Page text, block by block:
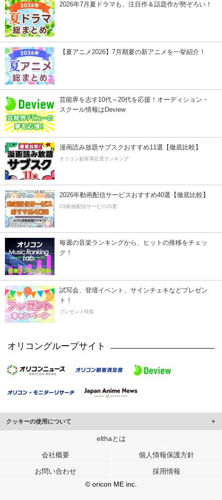
2026年7月夏ドラマも、注目作＆話題作が勢ぞろい！
【夏アニメ2026】7月期夏の新アニメを一挙紹介！
芸能界を志す10代～20代を応援！オーディション・
スクール情報はDeview
漫画読み放題サブスクおすすめ11選【徹底比較】
オリコン顧客満足度ランキング
2026年動画配信サービスおすすめ40選【徹底比較】
CS動画配信サービス20選
毎週の音楽ランキングから、ヒットの推移をチェッ
ク！
試写会、登壇イベント、サインチェキなどプレゼン
ト！
プレゼント特集
オリコングループサイト
クッキーの使用について
このサイトでは Cookie を使用して、ユーザーに合わせたコンテンツや広告の
行っています。
メディアや広告配信、データ解析の各パートナーに提供しています。
各パートナーは、この情報とユーザーが各パートナーに提供した他の情報や、
ユーザーが各パートナーのサービスを使用したときに収集した他の情報を組み
elthaとは
会社概要 個人情報保護方針
お問い合わせ
採用情報
© oricon ME inc.